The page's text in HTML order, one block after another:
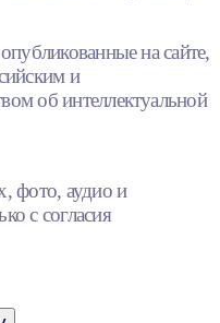
на сайте,
и
об интеллектуальной
фото, аудио и
с согласия